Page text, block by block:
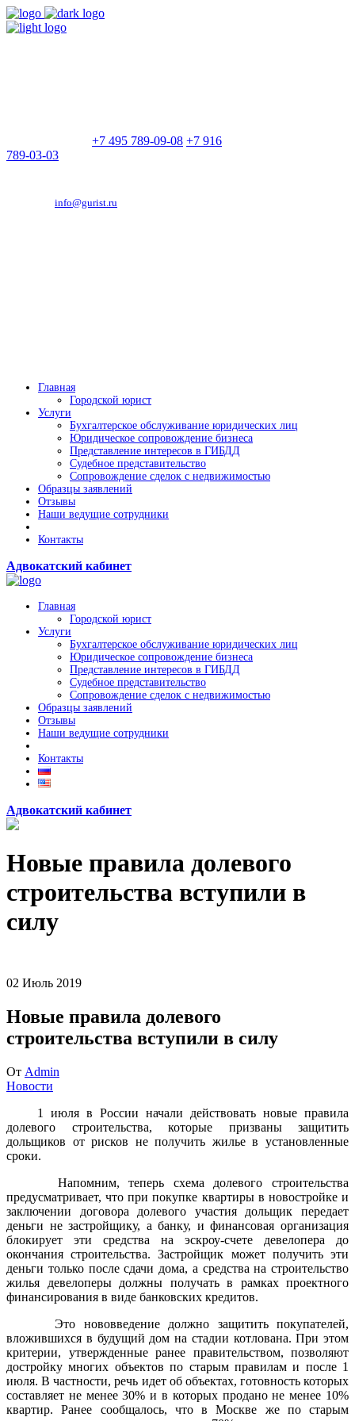
+7 495 789-09-08 +7 916
789-03-03
info@gurist.ru
Главная
Городской юрист
Услуги
Бухгалтерское обслуживание юридических лиц
Юридическое сопровождение бизнеса
Представление интересов в ГИБДД
Судебное представительство
Сопровождение сделок с недвижимостью
Образцы заявлений
Отзывы
Наши ведущие сотрудники
Контакты
Адвокатский кабинет
Главная
Городской юрист
Услуги
Бухгалтерское обслуживание юридических лиц
Юридическое сопровождение бизнеса
Представление интересов в ГИБДД
Судебное представительство
Сопровождение сделок с недвижимостью
Образцы заявлений
Отзывы
Наши ведущие сотрудники
Контакты
Адвокатский кабинет
Новые правила долевого
строительства вступили в
силу
02 Июль 2019
Новые правила долевого
строительства вступили в силу
От Admin
Новости
1 июля в России начали действовать новые правила
долевого строительства, которые призваны защитить
дольщиков от рисков не получить жилье в установленные
сроки.
Напомним, теперь схема долевого строительства
предусматривает, что при покупке квартиры в новостройке и
заключении договора долевого участия дольщик передает
деньги не застройщику, а банку, и финансовая организация
блокирует эти средства на эскроу-счете девелопера до
окончания строительства. Застройщик может получить эти
деньги только после сдачи дома, а средства на строительство
жилья девелоперы должны получать в рамках проектного
финансирования в виде банковских кредитов.
Это нововведение должно защитить покупателей,
вложившихся в будущий дом на стадии котлована. При этом
критерии, утвержденные ранее правительством, позволяют
достройку многих объектов по старым правилам и после 1
июля. В частности, речь идет об объектах, готовность которых
составляет не менее 30% и в которых продано не менее 10%
квартир. Ранее сообщалось, что в Москве же по старым